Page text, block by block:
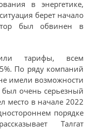
в энергетике,
берет начало
был обвинен в
тарифы, всем
По ряду компаний
имели возможности
был очень серьезный
место в начале 2022
порядке
Талгат